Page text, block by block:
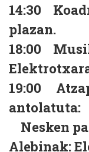
14:30
plazan.
18:00
19:00
antolatuta:
Nesken
Alebinak: